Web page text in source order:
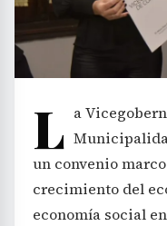
L a
un convenio
crecimiento del
economía social